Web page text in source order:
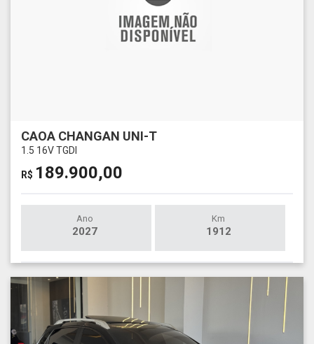
CAOA CHANGAN UNI-T
1.5 16V TGDI
R$ 189.900,00
Ano
2027
Km
1912